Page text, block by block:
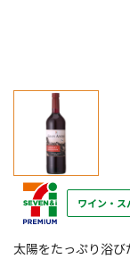
ワイン・
太陽をたっぷり浴